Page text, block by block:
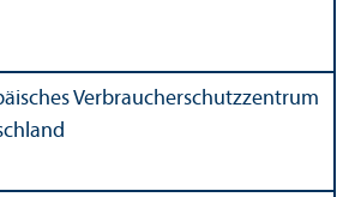
Verbraucherschutzzentrum